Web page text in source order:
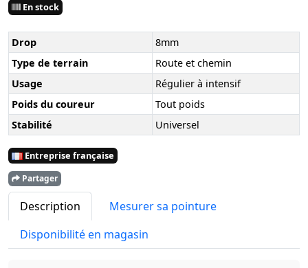
En stock
Drop
8mm
Type de terrain
Route et chemin
Usage
Régulier à intensif
Poids du coureur
Tout poids
Stabilité
Universel
Entreprise française
Partager
Description
Mesurer sa pointure
Disponibilité en magasin